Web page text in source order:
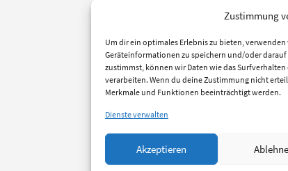
Zustimmung
Um dir ein optimales Erlebnis zu bieten,
Geräteinformationen zu speichern und/oder
zustimmst, können wir Daten wie das
verarbeiten. Wenn du deine Zustimmung nicht
Merkmale und Funktionen beeinträchtigt werden.
Dienste verwalten
Akzeptieren